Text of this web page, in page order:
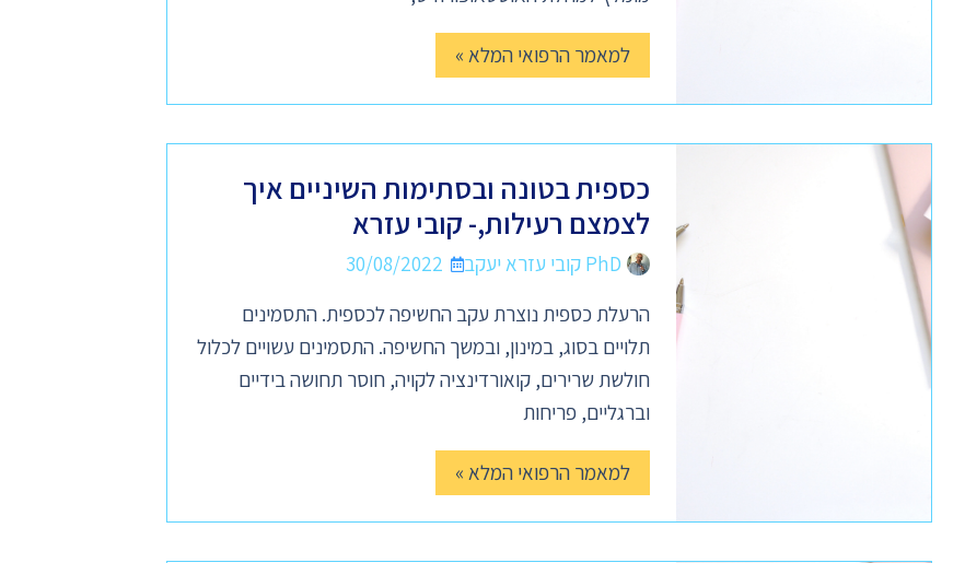
למאמר הרפואי המלא »
כספית בטונה ובסתימות השיניים איך
לצמצם רעילות,- קובי עזרא
PhD קובי עזרא יעקב
30/08/2022
הרעלת כספית נוצרת עקב החשיפה לכספית. התסמינים
תלויים בסוג, במינון, ובמשך החשיפה. התסמינים עשויים לכלול
חולשת שרירים, קואורדינציה לקויה, חוסר תחושה בידיים
וברגליים, פריחות
למאמר הרפואי המלא »